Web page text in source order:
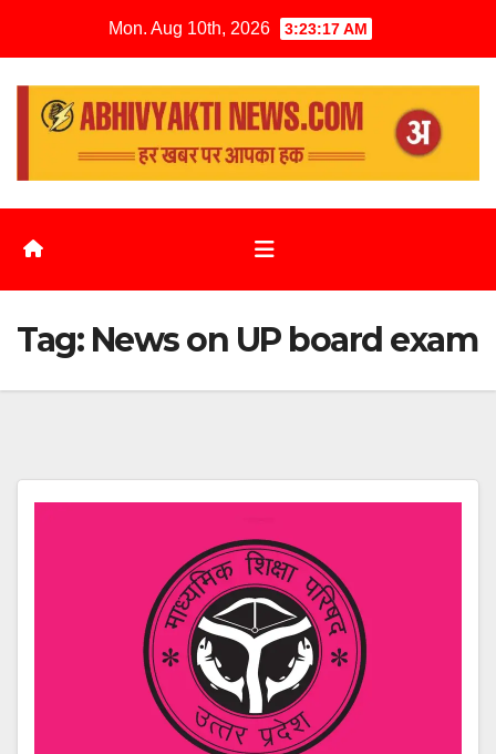
Mon. Aug 10th, 2026 3:23:17 AM
Tag: News on UP board exam